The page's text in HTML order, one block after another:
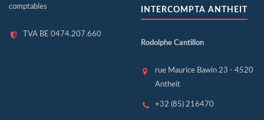
comptables
TVA BE 0474.207.660
INTERCOMPTA ANTHEIT
Rodolphe Cantillon
rue Maurice Bawin 23 - 4520
Antheit
+32 (85) 216470